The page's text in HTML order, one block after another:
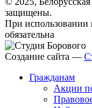
защищены.
При использовании
обязательна
Создание сайта —
Гражданам
Акции